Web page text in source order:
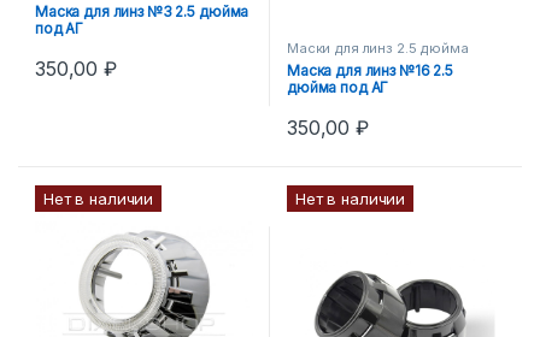
Маска для линз №3 2.5 дюйма
под АГ
350,00₽
Маски для линз 2.5 дюйма
Маска для линз №16 2.5
дюйма под АГ
350,00₽
Нет в наличии Нет в наличии